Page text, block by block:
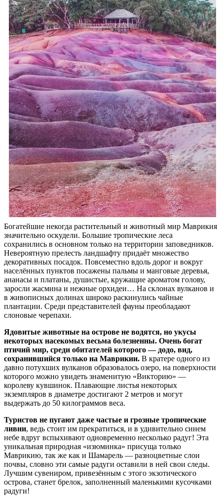
Богатейшие некогда растительный и животный мир Маврикия
значительно оскудели. Большие тропические леса
сохранились в основном только на территории заповедников.
Невероятную прелесть ландшафту придаёт множество
декоративных посадок. Повсеместно вдоль дорог и вокруг
населённых пунктов посажены пальмы и манговые деревья,
ананасы и платаны, душистые, кружащие ароматом голову,
заросли жасмина и нежные орхидеи… На склонах вулканов и
в живописных долинах широко раскинулись чайные
плантации. Среди представителей фауны преобладают
слоновые черепахи.
Ядовитые животные на острове не водятся, но укусы
некоторых насекомых весьма болезненны. Очень богат
птичий мир, среди обитателей которого — додо, вид,
сохранившийся только на Маврикии. В кратере одного из
давно потухших вулканов образовалось озеро, на поверхности
которого можно увидеть знаменитую «Викторию» —
королеву кувшинок. Плавающие листья некоторых
экземпляров в диаметре достигают 2 метров и могут
выдержать до 50 килограммов веса.
Туристов не пугают даже частые и грозные тропические
ливни, ведь стоит им прекратиться, и в удивительно синем
небе вдруг вспыхивают одновременно несколько радуг! Эта
уникальная природная «изюминка» присуща только
Маврикию, так же как и Шамарель — разноцветные слои
почвы, словно эти самые радуги оставили в ней свои следы.
Лучшим сувениром, привезённым с этого экзотического
острова, станет брелок, заполненный маленькими кусочками
радуги!